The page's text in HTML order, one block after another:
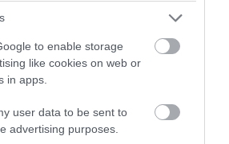
to enable storage
like cookies on web or
in apps.
user data to be sent to
advertising purposes.
meg
: a leolvadás után sok
szégyent él át. Ezek a negatív érzések
szorongást.
a „normál működéshez”.